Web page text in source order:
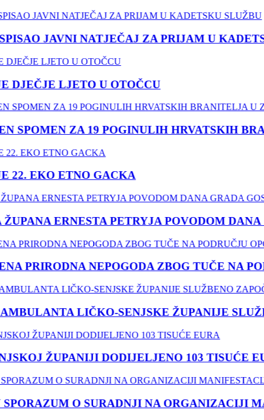
JAVNI NATJEČAJ ZA PRIJAM U
LJETO U OTOČCU
SPOMEN ZA 19 POGINULIH HRVATSKIH
EKO ETNO GACKA
ERNESTA PETRYJA POVODOM DANA
PRIRODNA NEPOGODA ZBOG TUČE NA
LIČKO-SENJSKE ŽUPANIJE
ŽUPANIJI DODIJELJENO 103 TISUĆE
O SURADNJI NA ORGANIZACIJI